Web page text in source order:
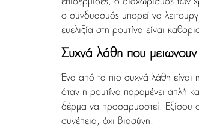
ο συνδυασμός μπορεί να
ευελιξία στη ρουτίνα είναι
Συχνά λάθη που μειώνουν
Ένα από τα πιο συχνά λάθη είναι
όταν η ρουτίνα παραμένει απλή
δέρμα να προσαρμοστεί. Εξίσου
συνέπεια, όχι βιασύνη.